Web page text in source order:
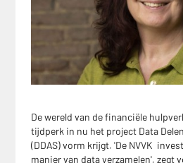
De wereld van de financiële
tijdperk in nu het project Data
(DDAS) vorm krijgt. 'De NVVK
manier van data verzamelen', zegt